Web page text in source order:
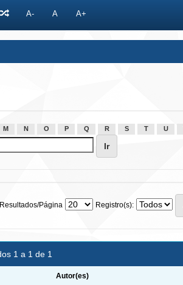
A- A A+
M N O P Q R S T U
Resultados/Página Registro(s):
1 a 1 de 1
Autor(es)